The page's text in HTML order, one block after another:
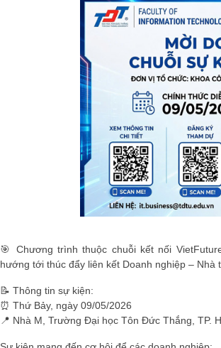
🎯 Chương trình thuộc chuỗi kết nối
hướng tới thúc đẩy liên kết Doanh nghiệp – Nhà
📝 Thông tin sự kiện:
⏰ Thứ Bảy, ngày 09/05/2026
📍 Nhà M, Trường Đại học Tôn Đức Thắng, TP.